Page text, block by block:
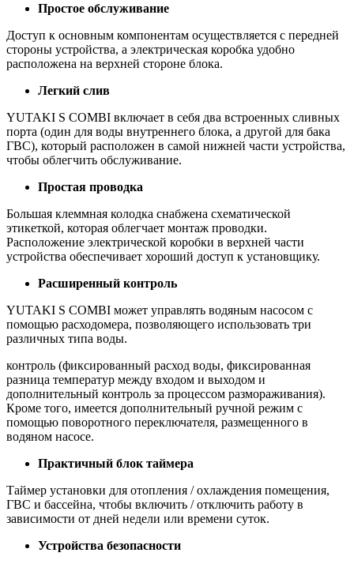
Простое обслуживание
Доступ к основным компонентам осуществляется с передней
стороны устройства, а электрическая коробка удобно
расположена на верхней стороне блока.
Легкий слив
YUTAKI S COMBI включает в себя два встроенных сливных
порта (один для воды внутреннего блока, а другой для бака
ГВС), который расположен в самой нижней части устройства,
чтобы облегчить обслуживание.
Простая проводка
Большая клеммная колодка снабжена схематической
этикеткой, которая облегчает монтаж проводки.
Расположение электрической коробки в верхней части
устройства обеспечивает хороший доступ к установщику.
Расширенный контроль
YUTAKI S COMBI может управлять водяным насосом с
помощью расходомера, позволяющего использовать три
различных типа воды.
контроль (фиксированный расход воды, фиксированная
разница температур между входом и выходом и
дополнительный контроль за процессом размораживания).
Кроме того, имеется дополнительный ручной режим с
помощью поворотного переключателя, размещенного в
водяном насосе.
Практичный блок таймера
Таймер установки для отопления / охлаждения помещения,
ГВС и бассейна, чтобы включить / отключить работу в
зависимости от дней недели или времени суток.
Устройства безопасности